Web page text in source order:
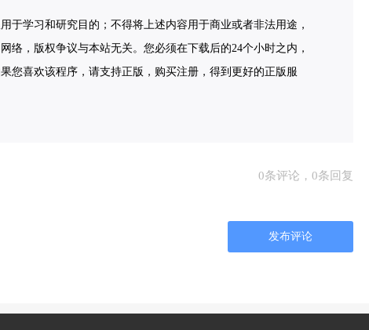
于学习和研究目的；不得将上述内容用于商业或者非法用途，
络，版权争议与本站无关。您必须在下载后的24个小时之内，
您喜欢该程序，请支持正版，购买注册，得到更好的正版服
0条评论，0条回复
发布评论